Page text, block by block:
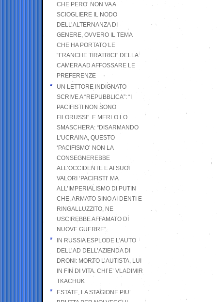
CHE PERO’ NON VA A
SCIOGLIERE IL NODO
DELL’ALTERNANZA DI
GENERE, OVVERO IL TEMA
CHE HA PORTATO LE
“FRANCHE TIRATRICI” DELLA
CAMERA AD AFFOSSARE LE
PREFERENZE
UN LETTORE INDIGNATO
SCRIVE A “REPUBBLICA”: “I
PACIFISTI NON SONO
FILORUSSI”. E MERLO LO
SMASCHERA: “DISARMANDO
L’UCRAINA, QUESTO
‘PACIFISMO’ NON LA
CONSEGNEREBBE
ALL’OCCIDENTE E AI SUOI
VALORI ‘PACIFISTI’ MA
ALL’IMPERIALISMO DI PUTIN
CHE, ARMATO SINO AI DENTI E
RINGALLUZZITO, NE
USCIREBBE AFFAMATO DI
NUOVE GUERRE”
IN RUSSIA ESPLODE L’AUTO
DELL’AD DELL’AZIENDA DI
DRONI: MORTO L’AUTISTA, LUI
IN FIN DI VITA. CHI E’ VLADIMIR
TKACHUK
ESTATE, LA STAGIONE PIU’